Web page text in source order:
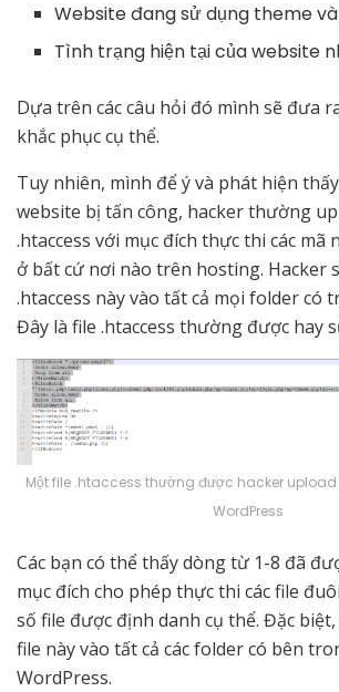
Website đang sử dụng theme
Tình trạng hiện tại của website
Dựa trên các câu hỏi đó mình sẽ đưa
khắc phục cụ thể.
Tuy nhiên, mình để ý và phát hiện
website bị tấn công, hacker thường
.htaccess với mục đích thực thi các mã
ở bất cứ nơi nào trên hosting. Hacker
.htaccess này vào tất cả mọi folder có
Đây là file .htaccess thường được hay
Một file .htaccess thường được hacker
WordPress
Các bạn có thể thấy dòng từ 1-8 đã
mục đích cho phép thực thi các file
số file được định danh cụ thể. Đặc
file này vào tất cả các folder có bên
WordPress.